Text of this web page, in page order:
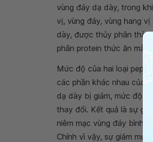
vùng đáy dạ dày, trong
vị, vùng đáy, vùng hang
dày, được thủy phân
phân protein thức ăn mà
Mức độ của hai loại
các phần khác nhau của
dạ dày bị giảm, mức độ
thay đổi. Kết quả là sự
niêm mạc vùng đáy bình
Chính vì vậy, sự giảm